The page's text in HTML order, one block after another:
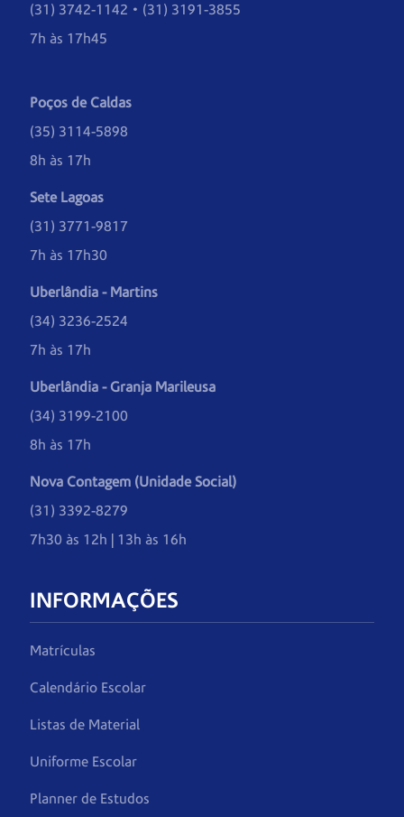
(31) 3742-1142 • (31) 3191-3855
7h às 17h45
Poços de Caldas
(35) 3114-5898
8h às 17h
Sete Lagoas
(31) 3771-9817
7h às 17h30
Uberlândia - Martins
(34) 3236-2524
7h às 17h
Uberlândia - Granja Marileusa
(34) 3199-2100
8h às 17h
Nova Contagem (Unidade Social)
(31) 3392-8279
7h30 às 12h | 13h às 16h
INFORMAÇÕES
Matrículas
Calendário Escolar
Listas de Material
Uniforme Escolar
Planner de Estudos